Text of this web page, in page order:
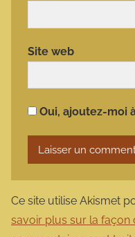
Site web
Oui, ajoutez-moi
Ce site utilise Akismet
savoir plus sur la façon